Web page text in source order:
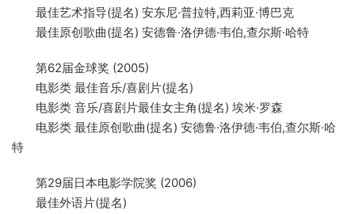
最佳艺术指导(提名) 安东尼·普拉特,西莉亚·博巴克
最佳原创歌曲(提名) 安德鲁·洛伊德·韦伯,查尔斯·哈特
第62届金球奖 (2005)
电影类 最佳音乐/喜剧片(提名)
电影类 音乐/喜剧片最佳女主角(提名) 埃米·罗森
电影类 最佳原创歌曲(提名) 安德鲁·洛伊德·韦伯,查尔斯·哈
特
第29届日本电影学院奖 (2006)
最佳外语片(提名)